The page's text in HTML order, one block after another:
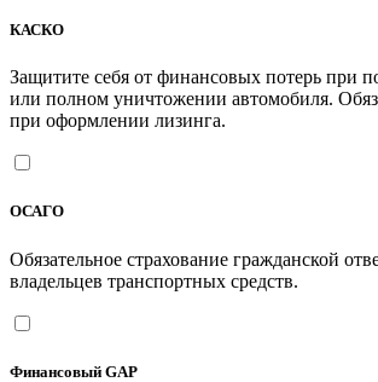
КАСКО
Защитите себя от финансовых потерь при
или полном уничтожении автомобиля.
при оформлении лизинга.
ОСАГО
Обязательное страхование гражданской
владельцев транспортных средств.
Финансовый GAP